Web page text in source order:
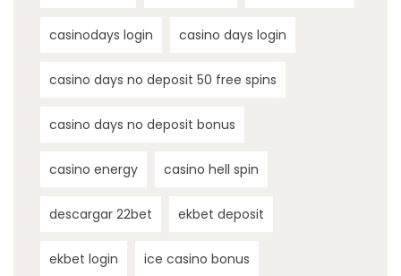
casinodays login casino days login
casino days no deposit 50 free spins
casino days no deposit bonus
casino energy casino hell spin
descargar 22bet ekbet deposit
ekbet login ice casino bonus